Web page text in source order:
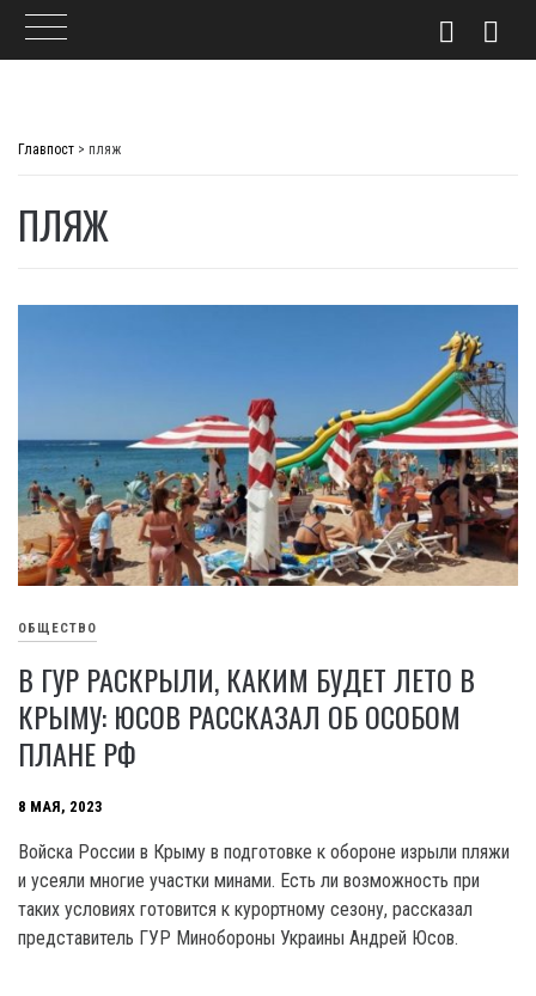
Главпост > пляж
ПЛЯЖ
ОБЩЕСТВО
В ГУР РАСКРЫЛИ, КАКИМ БУДЕТ ЛЕТО В
КРЫМУ: ЮСОВ РАССКАЗАЛ ОБ ОСОБОМ
ПЛАНЕ РФ
8 МАЯ, 2023
Войска России в Крыму в подготовке к обороне изрыли пляжи
и усеяли многие участки минами. Есть ли возможность при
таких условиях готовится к курортному сезону, рассказал
представитель ГУР Минобороны Украины Андрей Юсов.